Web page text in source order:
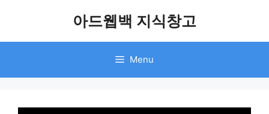
아드웹백 지식창고
Menu